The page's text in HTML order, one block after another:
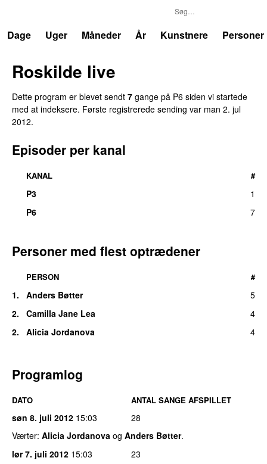
Dage
Uger Måneder År Kunstnere Personer
Roskilde live
Dette program er blevet sendt 7 gange på P6 siden vi startede
med at indeksere. Første registrerede sending var man 2. jul
2012.
Episoder per kanal
KANAL #
P3
1
P6
7
Personer med flest optrædener
PERSON #
1. Anders Bøtter
5
2.
Camilla Jane Lea
4
2.
Alicia Jordanova 4
Programlog
DATO ANTAL SANGE AFSPILLET
søn 8. juli 2012 15:03
28
Værter: Alicia Jordanova og Anders Bøtter.
lør 7. juli 2012 15:03
23